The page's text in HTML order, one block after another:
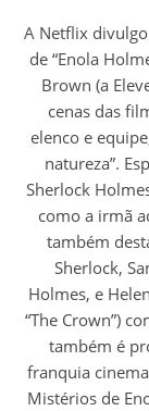
A Netflix divulgou um novo vídeo legendado de bastidores
de “Enola
Brown (a
cenas das
elenco e
natureza”.
Sherlock
como a irmã
também
Sherlock,
Holmes, e
“The Crown”)
também é
franquia
Mistérios de